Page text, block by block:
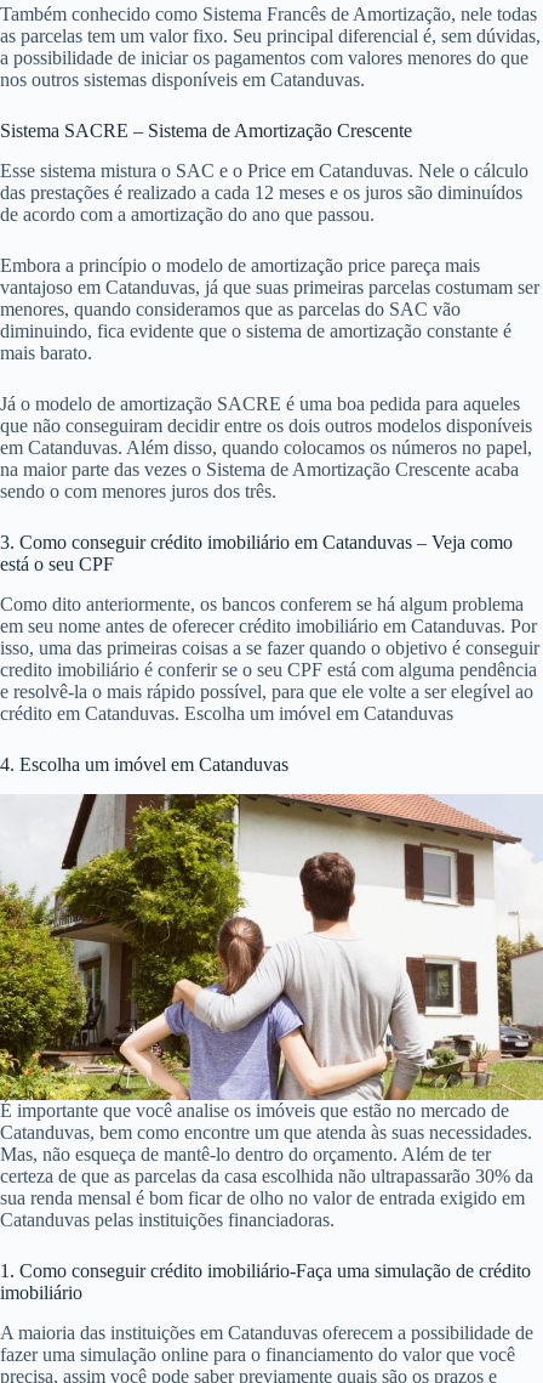
Também conhecido como Sistema Francês de Amortização, nele todas
as parcelas tem um valor fixo. Seu principal diferencial é, sem dúvidas,
a possibilidade de iniciar os pagamentos com valores menores do que
nos outros sistemas disponíveis em Catanduvas.
Sistema SACRE – Sistema de Amortização Crescente
Esse sistema mistura o SAC e o Price em Catanduvas. Nele o cálculo
das prestações é realizado a cada 12 meses e os juros são diminuídos
de acordo com a amortização do ano que passou.
Embora a princípio o modelo de amortização price pareça mais
vantajoso em Catanduvas, já que suas primeiras parcelas costumam ser
menores, quando consideramos que as parcelas do SAC vão
diminuindo, fica evidente que o sistema de amortização constante é
mais barato.
Já o modelo de amortização SACRE é uma boa pedida para aqueles
que não conseguiram decidir entre os dois outros modelos disponíveis
em Catanduvas. Além disso, quando colocamos os números no papel,
na maior parte das vezes o Sistema de Amortização Crescente acaba
sendo o com menores juros dos três.
3. Como conseguir crédito imobiliário em Catanduvas – Veja como
está o seu CPF
Como dito anteriormente, os bancos conferem se há algum problema
em seu nome antes de oferecer crédito imobiliário em Catanduvas. Por
isso, uma das primeiras coisas a se fazer quando o objetivo é conseguir
credito imobiliário é conferir se o seu CPF está com alguma pendência
e resolvê-la o mais rápido possível, para que ele volte a ser elegível ao
crédito em Catanduvas. Escolha um imóvel em Catanduvas
4. Escolha um imóvel em Catanduvas
É importante que você analise os imóveis que estão no mercado de
Catanduvas, bem como encontre um que atenda às suas necessidades.
Mas, não esqueça de mantê-lo dentro do orçamento. Além de ter
certeza de que as parcelas da casa escolhida não ultrapassarão 30% da
sua renda mensal é bom ficar de olho no valor de entrada exigido em
Catanduvas pelas instituições financiadoras.
1. Como conseguir crédito imobiliário-Faça uma simulação de crédito
imobiliário
A maioria das instituições em Catanduvas oferecem a possibilidade de
fazer uma simulação online para o financiamento do valor que você
precisa, assim você pode saber previamente quais são os prazos e